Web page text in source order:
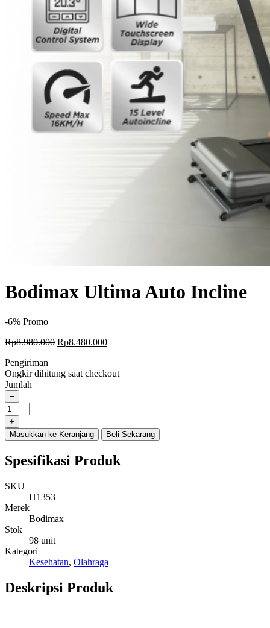
Bodimax Ultima Auto Incline
-6% Promo
Rp8.980.000 Original
Rp8.980.000.
Rp8.480.000Current
Rp8.480.000.
Pengiriman
Ongkir dihitung saat checkout
Jumlah
−
BODIMAX
ULTIMA
AUTO
INCLINE
+
Masukkan ke Keranjang
Beli Sekarang
Spesifikasi Produk
SKU
H1353
Merek
Bodimax
Stok
98 unit
Kategori
Kesehatan, Olahraga
Deskripsi Produk